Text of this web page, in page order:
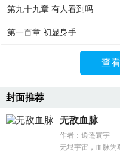
第九十九章 有人看到吗
第一百章 初显身手
查
封面推荐
无敌血脉
作者：逍遥寰宇
无垠宇宙，血脉为